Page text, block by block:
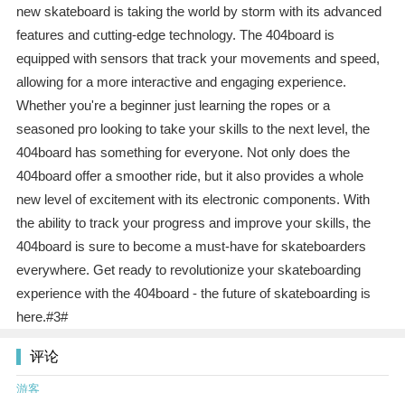
new skateboard is taking the world by storm with its advanced
features and cutting-edge technology. The 404board is
equipped with sensors that track your movements and speed,
allowing for a more interactive and engaging experience.
Whether you're a beginner just learning the ropes or a
seasoned pro looking to take your skills to the next level, the
404board has something for everyone. Not only does the
404board offer a smoother ride, but it also provides a whole
new level of excitement with its electronic components. With
the ability to track your progress and improve your skills, the
404board is sure to become a must-have for skateboarders
everywhere. Get ready to revolutionize your skateboarding
experience with the 404board - the future of skateboarding is
here.#3#
评论
游客